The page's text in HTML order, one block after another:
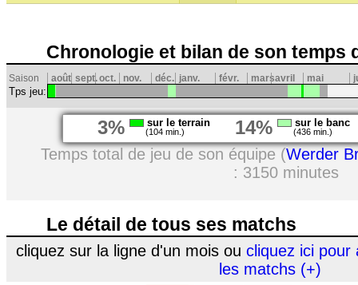
Chronologie et bilan de son temps
Saison août sept.oct. nov. déc. janv. févr. marsavril mai
Tps jeu:
3% sur le terrain
(104 min.) 14% sur le banc
(436 min.)
Temps total de jeu de son équipe (Werder
: 3150 minutes
Le détail de tous ses matchs
cliquez sur la ligne d'un mois ou cliquez ici pour
les matchs (+)